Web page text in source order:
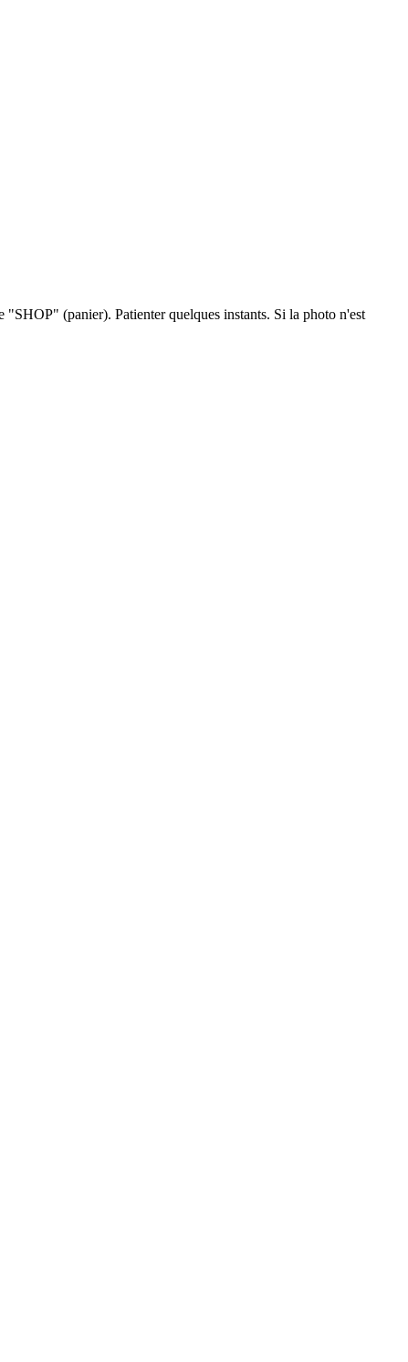
(panier). Patienter quelques instants. Si la photo n'est